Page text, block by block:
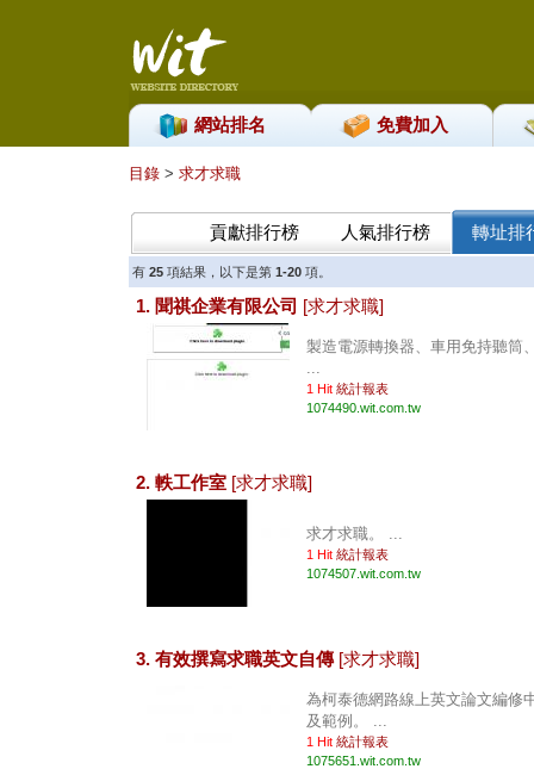
網站排名 免費加入
目錄 > 求才求職
貢獻排行榜 人氣排行榜 轉址排
有 25 項結果，以下是第 1-20項。
1. 聞祺企業有限公司 [求才求職]
製造電源轉換器、車用免持聽筒
...
1 Hit 統計報表
1074490.wit.com.tw
2. 軼工作室 [求才求職]
求才求職。 ...
1 Hit 統計報表
1074507.wit.com.tw
3. 有效撰寫求職英文自傳 [求才求職]
為柯泰德網路線上英文論文編修
及範例。 ...
1 Hit 統計報表
1075651.wit.com.tw